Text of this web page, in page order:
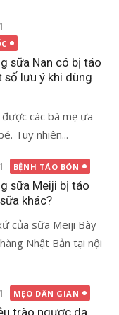
sữa Nan có bị táo
số lưu ý khi dùng
các bà mẹ ưa
Tuy nhiên...
BỆNH TÁO BÓN
sữa Meiji bị táo
khác?
của sữa Meiji Bày
Nhật Bản tại nội
MẸO DÂN GIAN
trào ngược dạ